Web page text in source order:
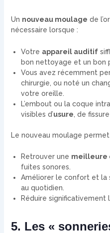
Un nouveau moulage de
nécessaire lorsque :
Votre appareil auditif
bon nettoyage et un bon
Vous avez récemment
chirurgie, ou noté un
votre oreille.
L’embout ou la coque
visibles d’usure, de
Le nouveau moulage permet
Retrouver une meilleure
fuites sonores.
Améliorer le confort et la
au quotidien.
Réduire significativement
5. Les «